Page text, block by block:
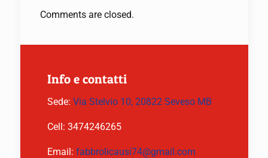
Comments are closed.
Info e contatti
Sede: Via Stelvio 10, 20822 Seveso MB
Cell: 3474246265
Email: fabbrolicausi74@gmail.com